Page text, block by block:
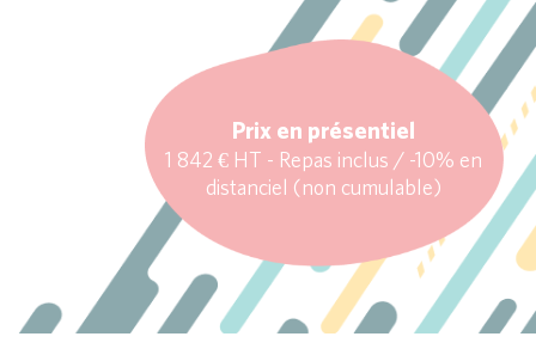
Prix en présentiel
1 842 € HT - Repas inclus / -10% en
distanciel (non cumulable)